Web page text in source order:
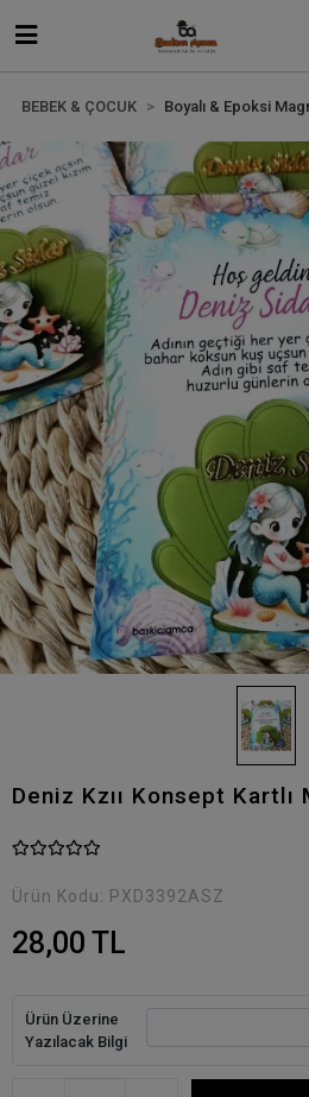
BEBEK & ÇOCUK Boyalı & Epoksi
Deniz Kzıı Konsept Kartlı
Ürün Kodu: PXD3392ASZ
28,00 TL
Ürün Üzerine
Yazılacak Bilgi